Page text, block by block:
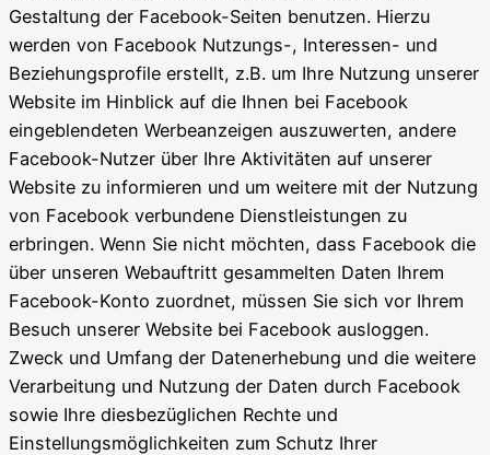
Gestaltung der Facebook-Seiten benutzen. Hierzu
werden von Facebook Nutzungs-, Interessen- und
Beziehungsprofile erstellt, z.B. um Ihre Nutzung unserer
Website im Hinblick auf die Ihnen bei Facebook
eingeblendeten Werbeanzeigen auszuwerten, andere
Facebook-Nutzer über Ihre Aktivitäten auf unserer
Website zu informieren und um weitere mit der Nutzung
von Facebook verbundene Dienstleistungen zu
erbringen. Wenn Sie nicht möchten, dass Facebook die
über unseren Webauftritt gesammelten Daten Ihrem
Facebook-Konto zuordnet, müssen Sie sich vor Ihrem
Besuch unserer Website bei Facebook ausloggen.
Zweck und Umfang der Datenerhebung und die weitere
Verarbeitung und Nutzung der Daten durch Facebook
sowie Ihre diesbezüglichen Rechte und
Einstellungsmöglichkeiten zum Schutz Ihrer